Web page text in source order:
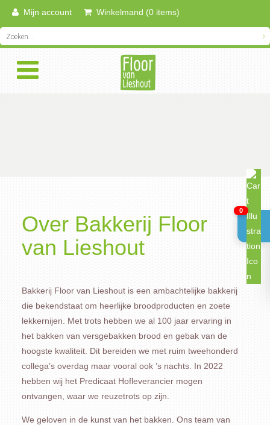
Mijn account Winkelmand (0 items)
Over Bakkerij Floor
van Lieshout
Bakkerij Floor van Lieshout is een ambachtelijke bakkerij
die bekendstaat om heerlijke broodproducten en zoete
lekkernijen. Met trots hebben we al 100 jaar ervaring in
het bakken van versgebakken brood en gebak van de
hoogste kwaliteit. Dit bereiden we met ruim tweehonderd
collega’s overdag maar vooral ook ’s nachts. In 2022
hebben wij het Predicaat Hofleverancier mogen
ontvangen, waar we reuzetrots op zijn.
We geloven in de kunst van het bakken. Ons team van
0